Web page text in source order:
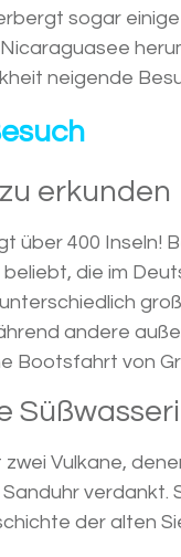
sogar
neigende
erkunden
über 400 Inseln!
die im
andere
Bootsfahrt von
Vulkane,
der alten